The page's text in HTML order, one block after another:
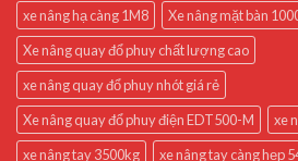
xe nâng hạ càng 1M8
Xe nâng mặt bàn
Xe nâng quay đổ phuy chất lượng cao
xe nâng quay đổ phuy nhót giá rẻ
Xe nâng quay đổ phuy điện EDT500-M
xe
xe nâng tay 3500kg
xe nâng tay càng hẹp